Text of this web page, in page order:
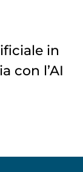
in
con l’AI